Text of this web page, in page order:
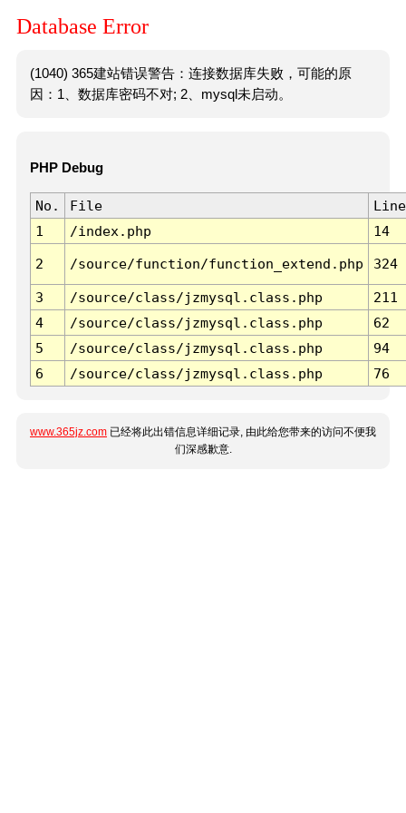
Database Error
(1040) 365建站错误警告：连接数据库失败，可能的原
因：1、数据库密码不对; 2、mysql未启动。
PHP Debug
No. File
Line
1
/index.php 14
2 /source/function/function_extend.php 324
3 /source/class/jzmysql.class.php
211
4
/source/class/jzmysql.class.php
62
5
/source/class/jzmysql.class.php
94
6
/source/class/jzmysql.class.php 76
www.365jz.com 已经将此出错信息详细记录, 由此给您带来的访问不便我
们深感歉意.